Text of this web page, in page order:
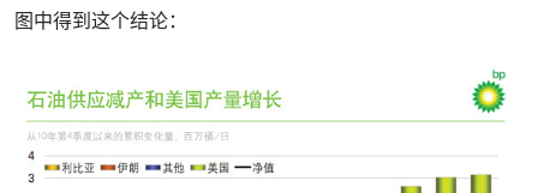
图中得到这个结论：